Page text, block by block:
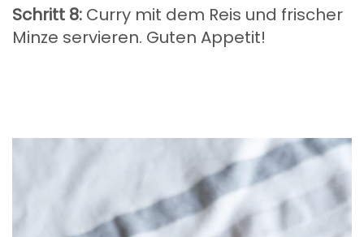
Schritt 8: Curry mit dem Reis und frischer
Minze servieren. Guten Appetit!